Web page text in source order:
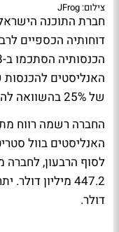
צילום: JFrog
דוחותיה הכספיים
של 25% בהשוואה להכנסות ברבעון המקביל אשתקד.
לסוף הרבעון, לחברה
דולר.